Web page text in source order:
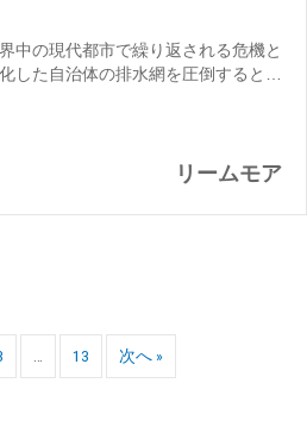
中の現代都市で繰り返される危機と
した自治体の排水網を圧倒すると、
リームモア
… 13 次へ »